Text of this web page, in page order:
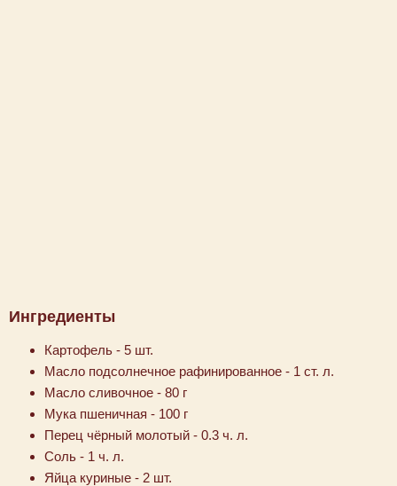
Ингредиенты
Картофель - 5 шт.
Масло подсолнечное рафинированное - 1 ст. л.
Масло сливочное - 80 г
Мука пшеничная - 100 г
Перец чёрный молотый - 0.3 ч. л.
Соль - 1 ч. л.
Яйца куриные - 2 шт.